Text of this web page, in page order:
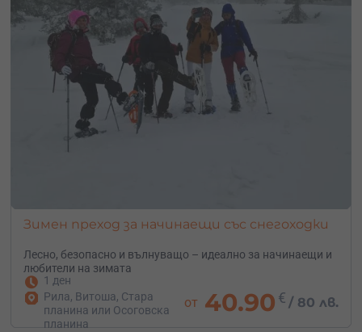
Зимен преход за начинаещи със снегоходки
Лесно, безопасно и вълнуващо – идеално за начинаещи и
любители на зимата
1 ден
Рила, Витоша, Стара
планина или Осоговска
планина
от 40.90 € /80 лв.